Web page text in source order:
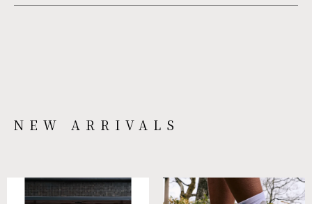
NEW ARRIVALS